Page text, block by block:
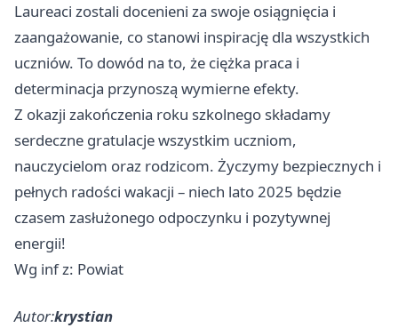
Laureaci zostali docenieni za swoje osiągnięcia i
zaangażowanie, co stanowi inspirację dla wszystkich
uczniów. To dowód na to, że ciężka praca i
determinacja przynoszą wymierne efekty.
Z okazji zakończenia roku szkolnego składamy
serdeczne gratulacje wszystkim uczniom,
nauczycielom oraz rodzicom. Życzymy bezpiecznych i
pełnych radości wakacji – niech lato 2025 będzie
czasem zasłużonego odpoczynku i pozytywnej
energii!
Wg inf z: Powiat
Autor:krystian